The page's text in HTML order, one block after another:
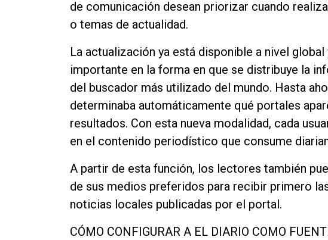
Nosotros
Contacto
de comunicación desean priorizar cuando
o temas de actualidad.
La actualización ya está disponible a nivel
importante en la forma en que se distribuye la
del buscador más utilizado del mundo. Hasta
determinaba automáticamente qué portales
resultados. Con esta nueva modalidad, cada
en el contenido periodístico que consume
A partir de esta función, los lectores también
de sus medios preferidos para recibir primero
noticias locales publicadas por el portal.
CÓMO CONFIGURAR A EL DIARIO COMO